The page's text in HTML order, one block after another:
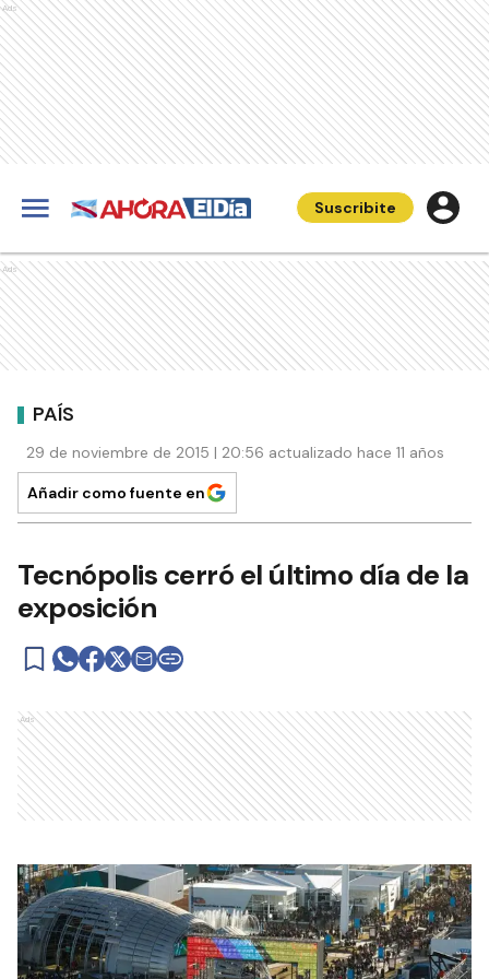
Ads
Suscribite
Ads
PAÍS
29 de noviembre de 2015 | 20:56 actualizado hace 11 años
Añadir como fuente en
Tecnópolis cerró el último día de la
exposición
Ads